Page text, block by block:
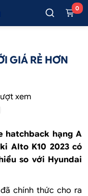
0
GIÁ RẺ HƠN
xem
hatchback hạng A
Alto K10 2023 có
so với Hyundai
chính thức cho ra